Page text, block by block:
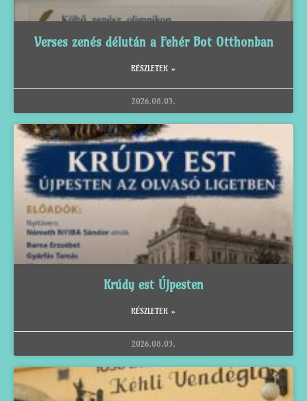
Verses zenés délután a Fehér Bot Otthonban
RÉSZLETEK »
2026.08.03.
Krúdy est Újpesten
RÉSZLETEK »
2026.08.03.